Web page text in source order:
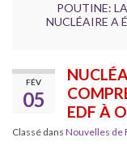
POUTINE: LA
NUCLÉAIRE A
FÉV
05
EDF À
Classé dans Nouvelles de